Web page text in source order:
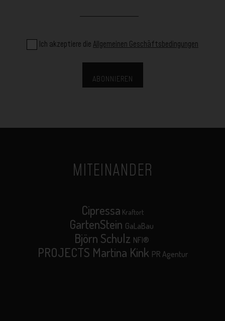
Ich akzeptiere die Allgemeinen Geschäftsbedingungen
MITEINANDER
Cipressa Kraftort
GartenStein GaLaBau
Björn Schulz NFI®
PROJECTS Martina Kink PR Agentur